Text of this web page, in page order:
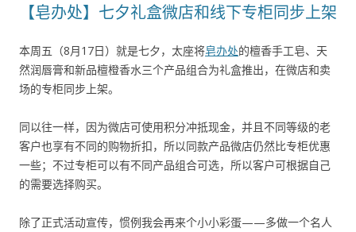
【皂办处】七夕礼盒微店和线下专柜同步上架
本周五（8月17日）就是七夕，太座将皂办处的檀香手工皂、天
然润唇膏和新品檀橙香水三个产品组合为礼盒推出，在微店和卖
场的专柜同步上架。
同以往一样，因为微店可使用积分冲抵现金，并且不同等级的老
客户也享有不同的购物折扣，所以同款产品微店仍然比专柜优惠
一些；不过专柜可以有不同产品组合可选，所以客户可根据自己
的需要选择购买。
除了正式活动宣传，惯例我会再来个小小彩蛋——多做一个名人